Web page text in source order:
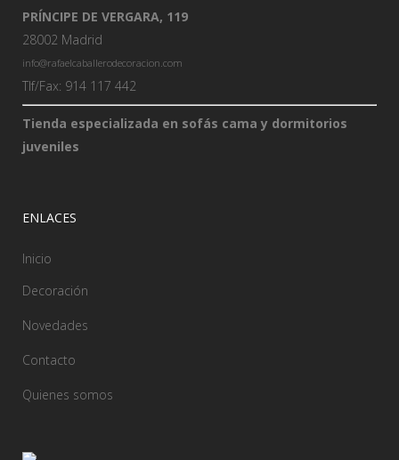
PRÍNCIPE DE VERGARA, 119
28002 Madrid
info@rafaelcaballerodecoracion.com
Tlf/Fax: 914 117 442
Tienda especializada en sofás cama y dormitorios
juveniles
ENLACES
Inicio
Decoración
Novedades
Contacto
Quienes somos